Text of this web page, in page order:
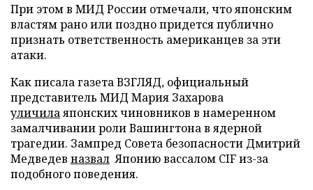
При этом в МИД России отмечали, что японским
властям рано или поздно придется публично
признать ответственность американцев за эти
атаки.
Как писала газета ВЗГЛЯД, официальный
представитель МИД Мария Захарова
уличилаяпонских чиновников в намеренном
замалчивании роли Вашингтона в ядерной
трагедии. Зампред Совета безопасности Дмитрий
Медведев назвал Японию вассалом CIF из-за
подобного поведения.